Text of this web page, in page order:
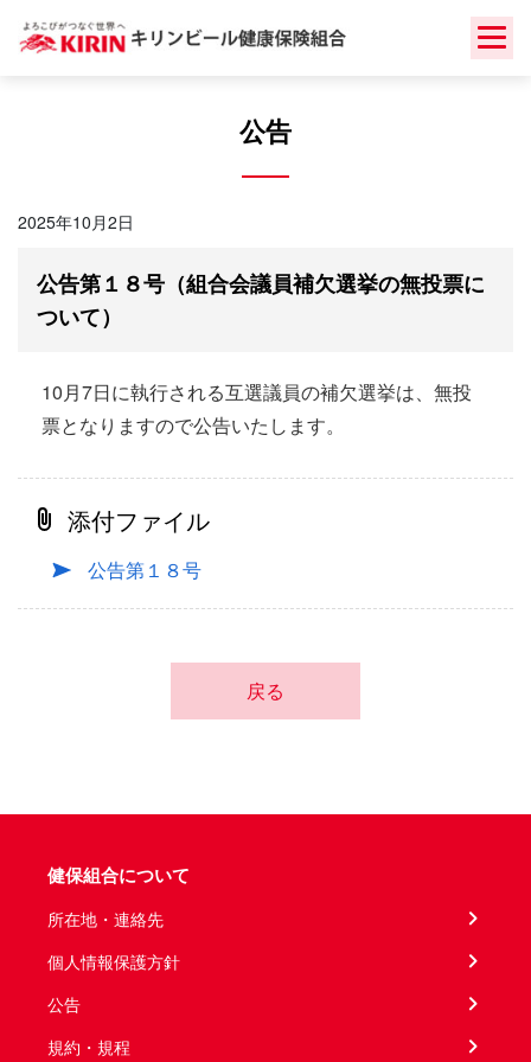
公告
2025年10月2日
公告第１８号（組合会議員補欠選挙の無投票に
ついて）
10月7日に執行される互選議員の補欠選挙は、無投
票となりますので公告いたします。
添付ファイル
公告第１８号
戻る
健保組合について
所在地・連絡先
個人情報保護方針
公告
規約・規程